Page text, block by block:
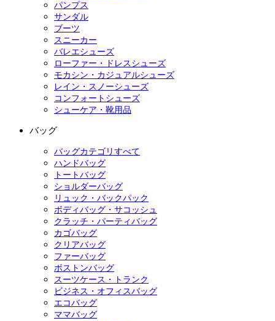
パンプス
サンダル
ブーツ
スニーカー
バレエシューズ
ローファー・ドレスシューズ
モカシン・カジュアルシューズ
レイン・スノーシューズ
コンフォートシューズ
シューケア・靴用品
バッグ
バッグカテゴリすべて
ハンドバッグ
トートバッグ
ショルダーバッグ
リュック・バックパック
ボディバッグ・サコッシュ
クラッチ・パーティバッグ
カゴバッグ
クリアバッグ
ファーバッグ
ボストンバッグ
スーツケース・トランク
ビジネス・オフィスバッグ
エコバッグ
ママバッグ